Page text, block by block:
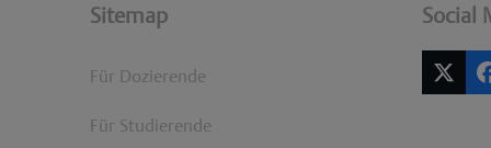
Sitemap
Für Dozierende
Für Studierende
Social